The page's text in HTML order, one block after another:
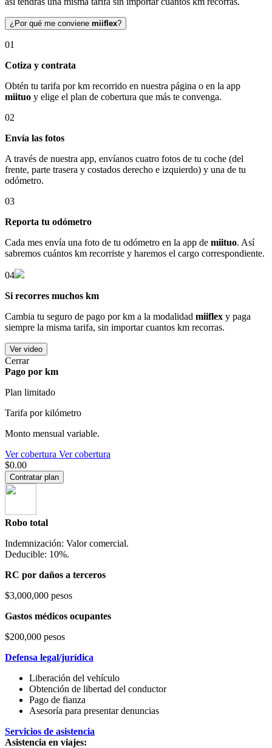
¿Por qué me conviene miiflex?
01
Cotiza y contrata
Obtén tu tarifa por km recorrido en nuestra página o en la app
miituo y elige el plan de cobertura que más te convenga.
02
Envía las fotos
A través de nuestra app, envíanos cuatro fotos de tu coche (del
frente, parte trasera y costados derecho e izquierdo) y una de tu
odómetro.
03
Reporta tu odómetro
Cada mes envía una foto de tu odómetro en la app de miituo. Así
sabremos cuántos km recorriste y haremos el cargo correspondiente.
04
Si recorres muchos km
Cambia tu seguro de pago por km a la modalidad miiflex y paga
siempre la misma tarifa, sin importar cuantos km recorras.
Ver video
Cerrar
Pago por km
Plan limitado
Tarifa por kilómetro
Monto mensual variable.
Ver cobertura Ver cobertura
$0.00
Contratar plan
Robo total
Indemnización: Valor comercial.
Deducible: 10%.
RC por daños a terceros
$3,000,000 pesos
Gastos médicos ocupantes
$200,000 pesos
Defensa legal/jurídica
Liberación del vehículo
Obtención de libertad del conductor
Pago de fianza
Asesoría para presentar denuncias
Servicios de asistencia
Asistencia en viajes: